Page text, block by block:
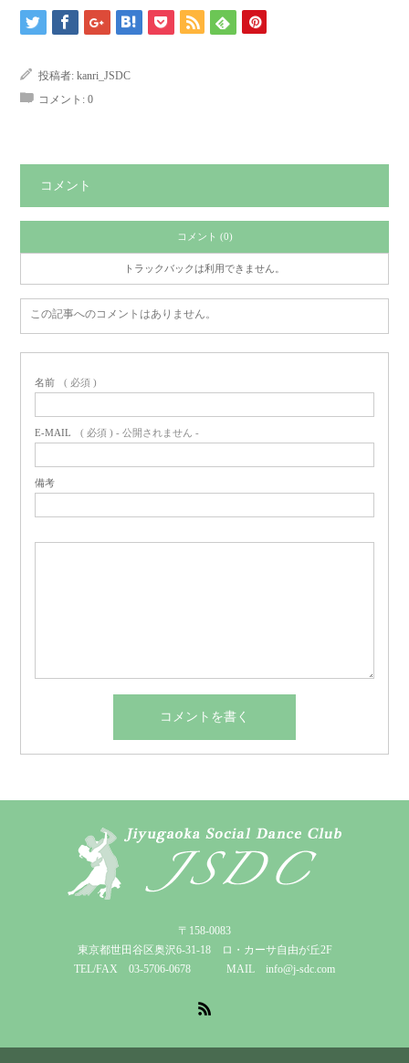
投稿者: kanri_JSDC
コメント: 0
コメント
コメント (0)
トラックバックは利用できません。
この記事へのコメントはありません。
名前 ( 必須 )
E-MAIL ( 必須 ) - 公開されません -
備考
〒158-0083
東京都世田谷区奥沢6-31-18 ロ・カーサ自由が丘2F
TEL/FAX 03-5706-0678 MAIL info@j-sdc.com